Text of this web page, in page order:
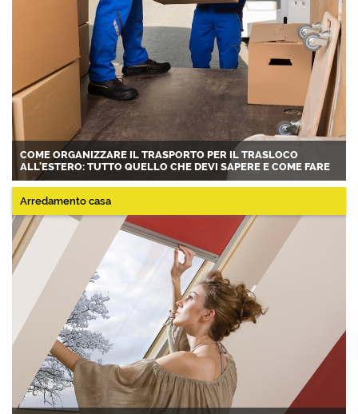
COME ORGANIZZARE IL TRASPORTO PER IL TRASLOCO
ALL'ESTERO: TUTTO QUELLO CHE DEVI SAPERE E COME FARE
Arredamento casa